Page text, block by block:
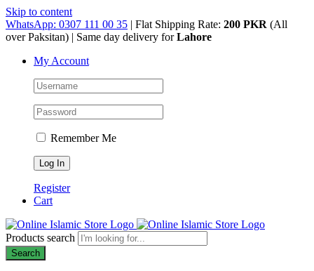
Skip to content
WhatsApp: 0307 111 00 35 | Flat Shipping Rate: 200 PKR (All
over Paksitan) | Same day delivery forLahore
My Account
Remember Me
Register
Cart
Products search
Search